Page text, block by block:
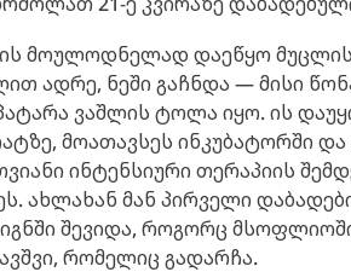
მოულოდნელად დაეწყო მუცლის
ადრე, ნეში გაჩნდა — მისი
ვაშლის ტოლა იყო. ის
მოათავსეს ინკუბატორში
ინტენსიური თერაპიის
ახლახან მან პირველი
შევიდა, როგორც
რომელიც გადარჩა.